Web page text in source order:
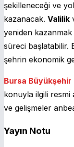
şekilleneceği ve
kazanacak. Valilik
yeniden
süreci başlatabilir.
şehrin ekonomik
Bursa Büyükşehir
konuyla ilgili resmi
ve gelişmeler
Yayın Notu